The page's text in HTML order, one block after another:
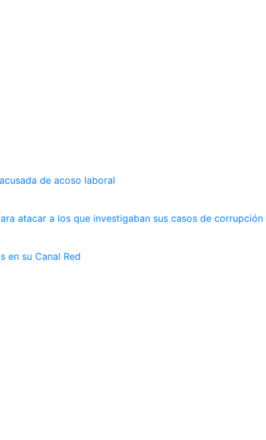
de acoso laboral
atacar a los que investigaban sus casos de corrupción
en su Canal Red